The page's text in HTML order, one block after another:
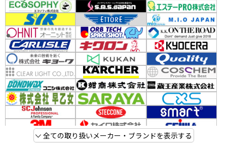
全ての取り扱いメーカー・ブランドを表示する